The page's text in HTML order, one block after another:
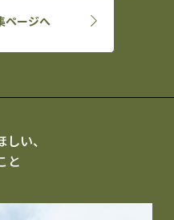
ページへ
い、
と